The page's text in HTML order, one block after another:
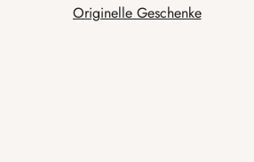
Originelle Geschenke